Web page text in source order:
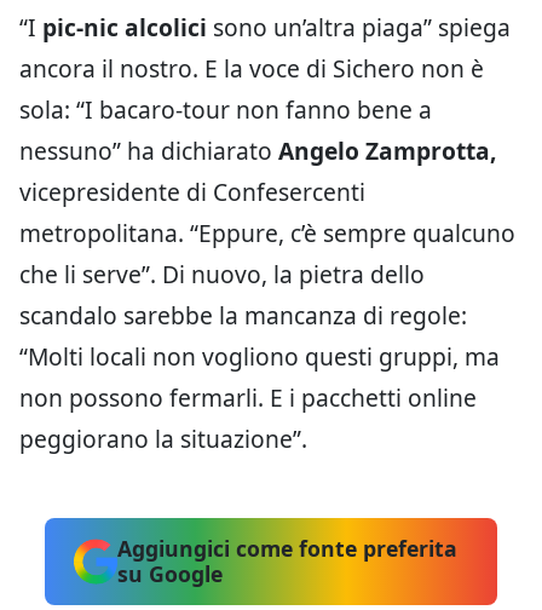
“I pic-nic alcolici sono un’altra piaga” spiega
ancora il nostro. E la voce di Sichero non è
sola: “I bacaro-tour non fanno bene a
nessuno” ha dichiarato Angelo Zamprotta,
vicepresidente di Confesercenti
metropolitana. “Eppure, c’è sempre qualcuno
che li serve”. Di nuovo, la pietra dello
scandalo sarebbe la mancanza di regole:
“Molti locali non vogliono questi gruppi, ma
non possono fermarli. E i pacchetti online
peggiorano la situazione”.
Aggiungici come fonte preferita
su Google